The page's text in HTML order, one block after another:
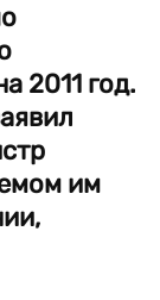
2011 год.
им